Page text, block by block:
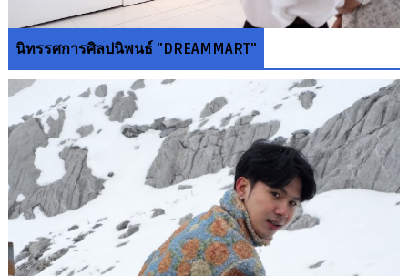
นิทรรศการศิลปนิพนธ์ "DREAMMART"